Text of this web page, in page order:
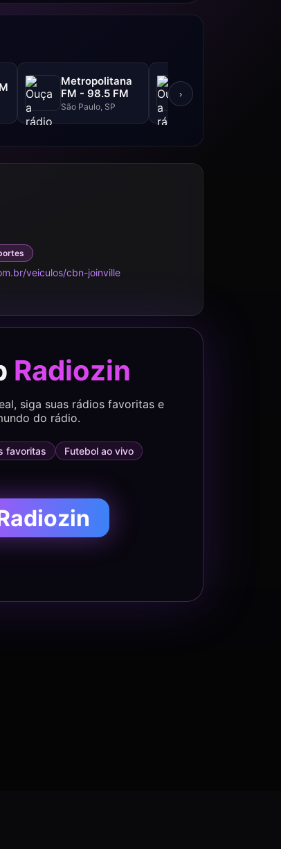
Metropolitana
FM - 98.5 FM
São Paulo, SP
90.3 FM
›
veiculos/cbn-joinville
Radiozin
siga suas rádios favoritas e
do rádio.
favoritas
Futebol ao vivo